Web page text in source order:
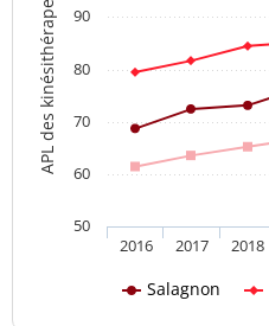
APL des kinésithérapeutes
Salagnon
2016 2017 2018
50
60
70
80
90